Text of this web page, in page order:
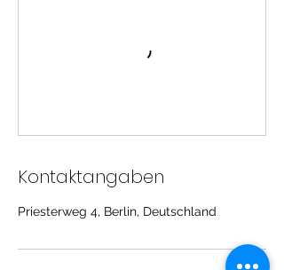
Kontaktangaben
Priesterweg 4, Berlin, Deutschland